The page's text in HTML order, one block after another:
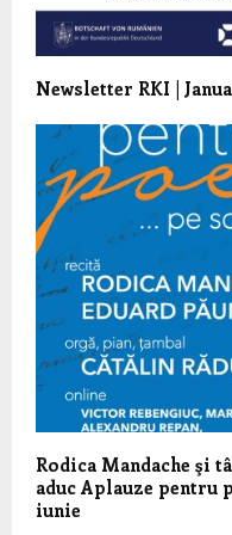
Newsletter RKI |
Rodica Mandache şi
aduc Aplauze pentru
iunie